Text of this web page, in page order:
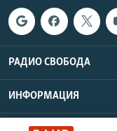
РАДИО СВОБОДА
ИНФОРМАЦИЯ